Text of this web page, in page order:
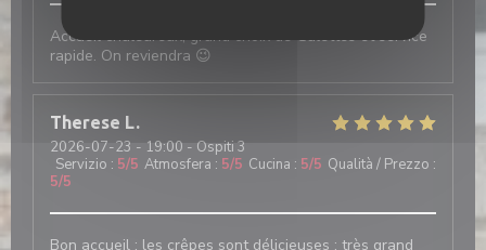
Accueil chaleureux, grand choix de Galettes et service
rapide. On reviendra 😉
Therese L
2026-07-23 - 19:00 - Ospiti 3
Servizio : 5/5 Atmosfera : 5/5 Cucina : 5/5 Qualità / Prezzo :
5/5
Bon accueil ; les crêpes sont délicieuses ; très grand